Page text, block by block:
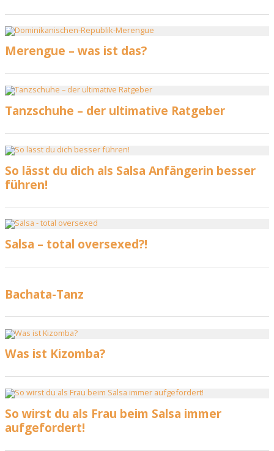
Merengue – was ist das?
Tanzschuhe – der ultimative Ratgeber
So lässt du dich als Salsa Anfängerin besser
führen!
Salsa – total oversexed?!
Bachata-Tanz
Was ist Kizomba?
So wirst du als Frau beim Salsa immer
aufgefordert!